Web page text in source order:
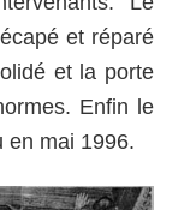
et réparé
et la porte
Enfin le
en mai 1996.